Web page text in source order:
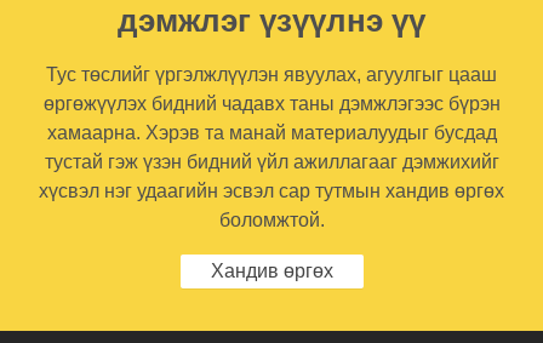
дэмжлэг үзүүлнэ үү
Тус төслийг үргэлжлүүлэн явуулах, агуулгыг цааш
өргөжүүлэх бидний чадавх таны дэмжлэгээс бүрэн
хамаарна. Хэрэв та манай материалуудыг бусдад
тустай гэж үзэн бидний үйл ажиллагааг дэмжихийг
хүсвэл нэг удаагийн эсвэл сар тутмын хандив өргөх
боломжтой.
Хандив өргөх